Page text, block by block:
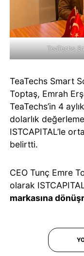
TeaTechs
TeaTechs Smart
Toptaş, Emrah
TeaTechs’in 4
dolarlık
ISTCAPITAL’le
belirtti.
CEO Tunç Emre
olarak
markasına